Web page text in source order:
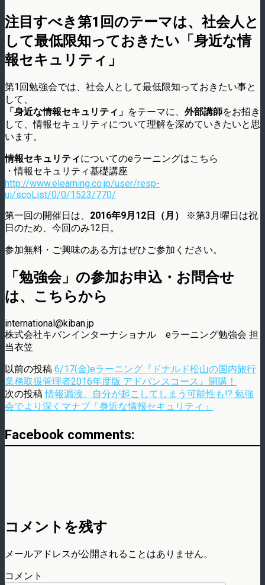
注目すべき第1回のテーマは、社会人と
して最低限知っておきたい「身近な情
報セキュリティ」
第1回勉強会では、社会人として最低限知っておきたい事と
して、
「身近な情報セキュリティ」 をテーマに、 外部講師をお招き
して、情報セキュリティについて理解を深めていきたいと思
います。
情報セキュリティについてのeラーニングはこちら
・情報セキュリティ基礎講座
http://www.elearning.co.jp/user/resp-
ui/scoList/0/0/1523/770/
第一回の開催日は、 2016年9月12日（月）
※第3月曜日は祝
日のため、今回のみ12日。
参加無料・ご興味のある方はぜひご参加ください。
「勉強会」の参加お申込・お問合せ
は、こちらから
international@kiban.jp
株式会社キバンインターナショナル eラーニング勉強会 担
当衣笠
以前の投稿 6/17(金)eラーニング『ドナルド松山の国内旅行
業務取扱管理者2016年度版 アドバンスコース』開講！
次の投稿情報漏洩、自分が起こしてしまう可能性も!? 勉強
会でより深くマナブ「身近な情報セキュリティ」
Facebook comments:
コメントを残す
メールアドレスが公開されることはありません。
コメント